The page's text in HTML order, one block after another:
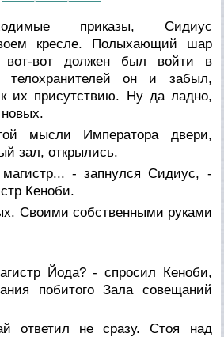
приказы, Сидиус
кресле. Полыхающий шар
вот-вот должен был войти в
телохранителей он и забыл,
к их присутствию. Ну да ладно,
мысли Императора двери,
зал, открылись.
- запнулся Сидиус, -
Кеноби.
Своими собственными руками
Йода? - спросил Кеноби,
побитого Зала совещаний
ответил не сразу. Стоя над